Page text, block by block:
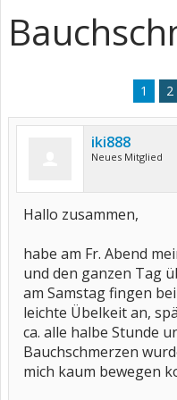
1 2
iki888
Neues Mitglied
Hallo zusammen,
habe am Fr. Abend
und den ganzen Tag
am Samstag fingen
leichte Übelkeit an,
ca. alle halbe Stunde
Bauchschmerzen
mich kaum bewegen